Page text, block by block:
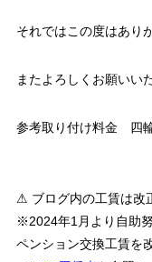
それではこの度はあり
またよろしくお願いい
参考取り付け料金 四
⚠ ブログ内の工賃は改
※2024年1月より自助
ペンション交換工賃を